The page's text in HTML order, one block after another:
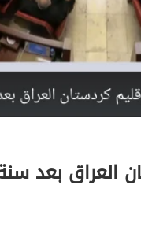
العراق بعد